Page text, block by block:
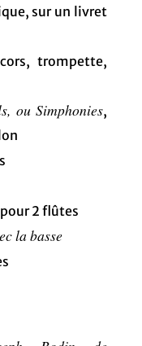
sur un livret
trompette,
ou Simphonies,
2 flûtes
la basse